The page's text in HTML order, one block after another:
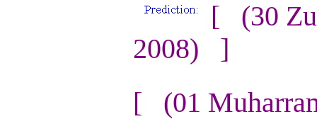
[ (30
2008) ]
[ (01